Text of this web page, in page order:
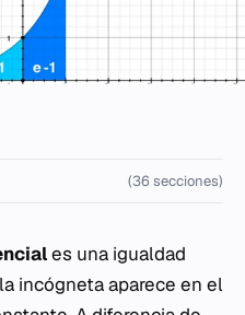
(36 secciones)
es una igualdad
incógneta aparece en el